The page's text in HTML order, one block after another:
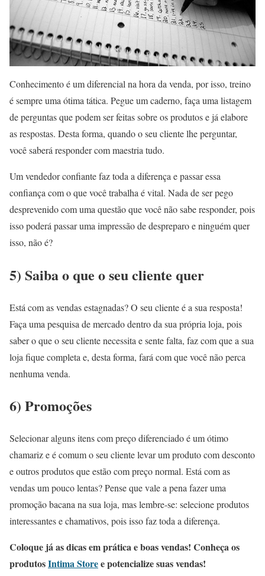
Conhecimento é um diferencial na hora da venda, por isso, treino
é sempre uma ótima tática. Pegue um caderno, faça uma listagem
de perguntas que podem ser feitas sobre os produtos e já elabore
as respostas. Desta forma, quando o seu cliente lhe perguntar,
você saberá responder com maestria tudo.
Um vendedor confiante faz toda a diferença e passar essa
confiança com o que você trabalha é vital. Nada de ser pego
desprevenido com uma questão que você não sabe responder, pois
isso poderá passar uma impressão de despreparo e ninguém quer
isso, não é?
5) Saiba o que o seu cliente quer
Está com as vendas estagnadas? O seu cliente é a sua resposta!
Faça uma pesquisa de mercado dentro da sua própria loja, pois
saber o que o seu cliente necessita e sente falta, faz com que a sua
loja fique completa e, desta forma, fará com que você não perca
nenhuma venda.
6) Promoções
Selecionar alguns itens com preço diferenciado é um ótimo
chamariz e é comum o seu cliente levar um produto com desconto
e outros produtos que estão com preço normal. Está com as
vendas um pouco lentas? Pense que vale a pena fazer uma
promoção bacana na sua loja, mas lembre-se: selecione produtos
interessantes e chamativos, pois isso faz toda a diferença.
Coloque já as dicas em prática e boas vendas! Conheça os
produtosIntima Storee potencialize suas vendas!